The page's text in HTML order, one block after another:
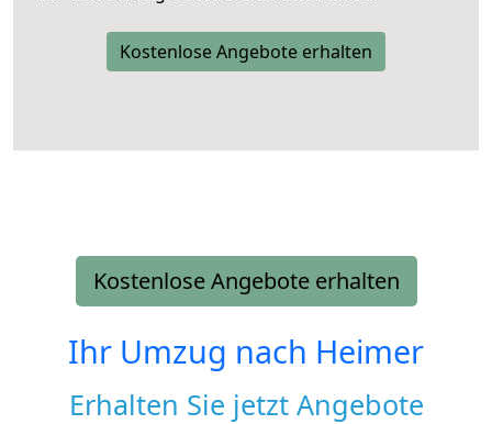
Kostenlose Angebote erhalten
Kostenlose Angebote erhalten
Ihr Umzug nach Heimer
Erhalten Sie jetzt Angebote